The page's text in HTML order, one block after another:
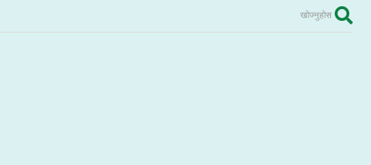
खोज्नुहोस